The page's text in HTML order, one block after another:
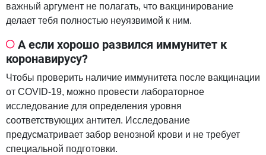
важный аргумент не полагать, что вакцинирование
делает тебя полностью неуязвимой к ним.
А если хорошо развился иммунитет к
коронавирусу?
Чтобы проверить наличие иммунитета после вакцинации
от COVID-19, можно провести лабораторное
исследование для определения уровня
соответствующих антител. Исследование
предусматривает забор венозной крови и не требует
специальной подготовки.